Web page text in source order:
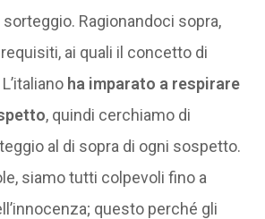
sorteggio. Ragionandoci sopra,
ai quali il concetto di
ha imparato a respirare
, quindi cerchiamo di
al di sopra di ogni sospetto.
siamo tutti colpevoli fino a
questo perché gli